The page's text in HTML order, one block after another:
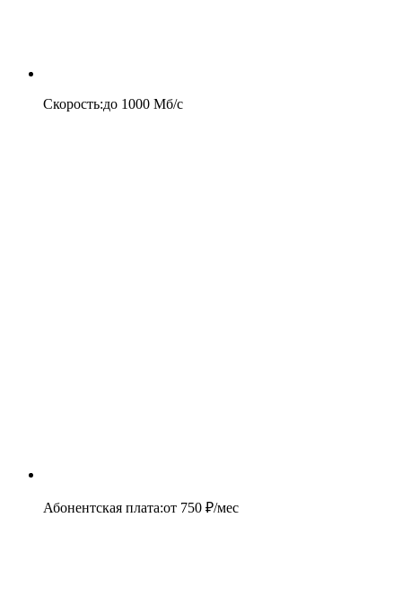
Скорость:до 1000 Мб/c
Абонентская плата:от 750 ₽/мес